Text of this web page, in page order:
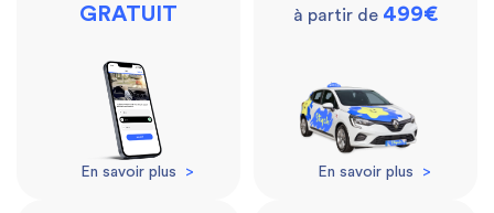
GRATUIT
En savoir plus >
à partir de 499€
En savoir plus >